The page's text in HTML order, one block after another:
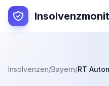
Insolvenzen/Bayern/RT